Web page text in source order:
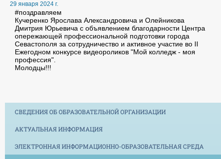
29 января 2024 г.
#поздравляем
Кучеренко Ярослава Александровича и Олейникова
Дмитрия Юрьевича с объявлением благодарности Центра
опережающей профессиональной подготовки города
Севастополя за сотрудничество и активное участие во II
Ежегодном конкурсе видеороликов "Мой колледж - моя
профессия".
Молодцы!!!
СВЕДЕНИЯ ОБ ОБРАЗОВАТЕЛЬНОЙ ОРГАНИЗАЦИИ
АКТУАЛЬНАЯ ИНФОРМАЦИЯ
ЭЛЕКТРОННАЯ ИНФОРМАЦИОННО-ОБРАЗОВАТЕЛЬНАЯ СРЕДА